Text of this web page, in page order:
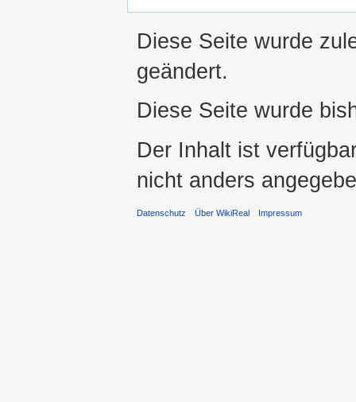
Diese Seite wurde
geändert.
Diese Seite wurde
Der Inhalt ist
nicht anders
Datenschutz Über WikiReal Impressum